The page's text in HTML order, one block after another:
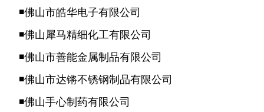
◾佛山市皓华电子有限公司
◾佛山犀马精细化工有限公司
◾佛山市善能金属制品有限公司
◾佛山市达锵不锈钢制品有限公司
◾佛山手心制药有限公司